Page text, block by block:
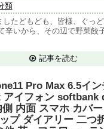
類
たどもども、皆様、ぐっ
辛いから、その辺で野菜餃
記事を読む
Pro Max 6.5イン
アイフォン softbank
内面 スマホ カバ
プ ダイアリー 二つ